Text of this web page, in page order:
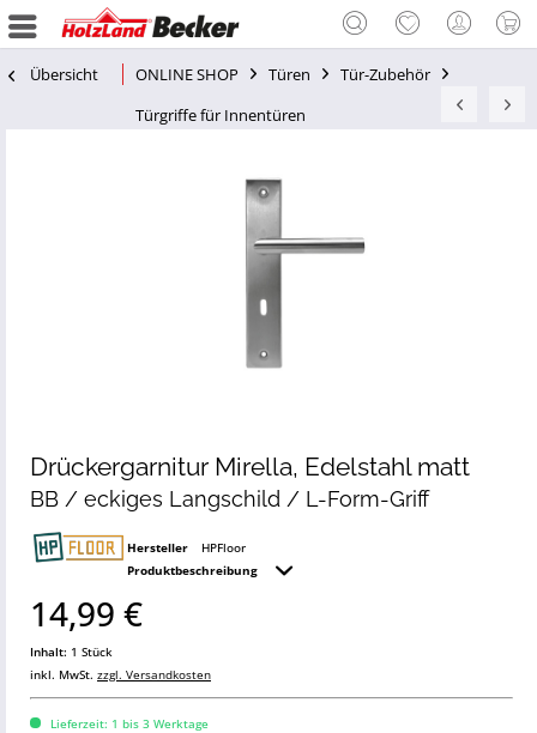
Übersicht ONLINE SHOP Türen
Tür-Zubehör
Türgriffe für Innentüren
Drückergarnitur Mirella, Edelstahl matt
BB / eckiges Langschild / L-Form-Griff
Hersteller
HPFloor
Produktbeschreibung
14,99 €
Inhalt: 1 Stück
inkl. MwSt. zzgl. Versandkosten
Lieferzeit: 1 bis 3 Werktage